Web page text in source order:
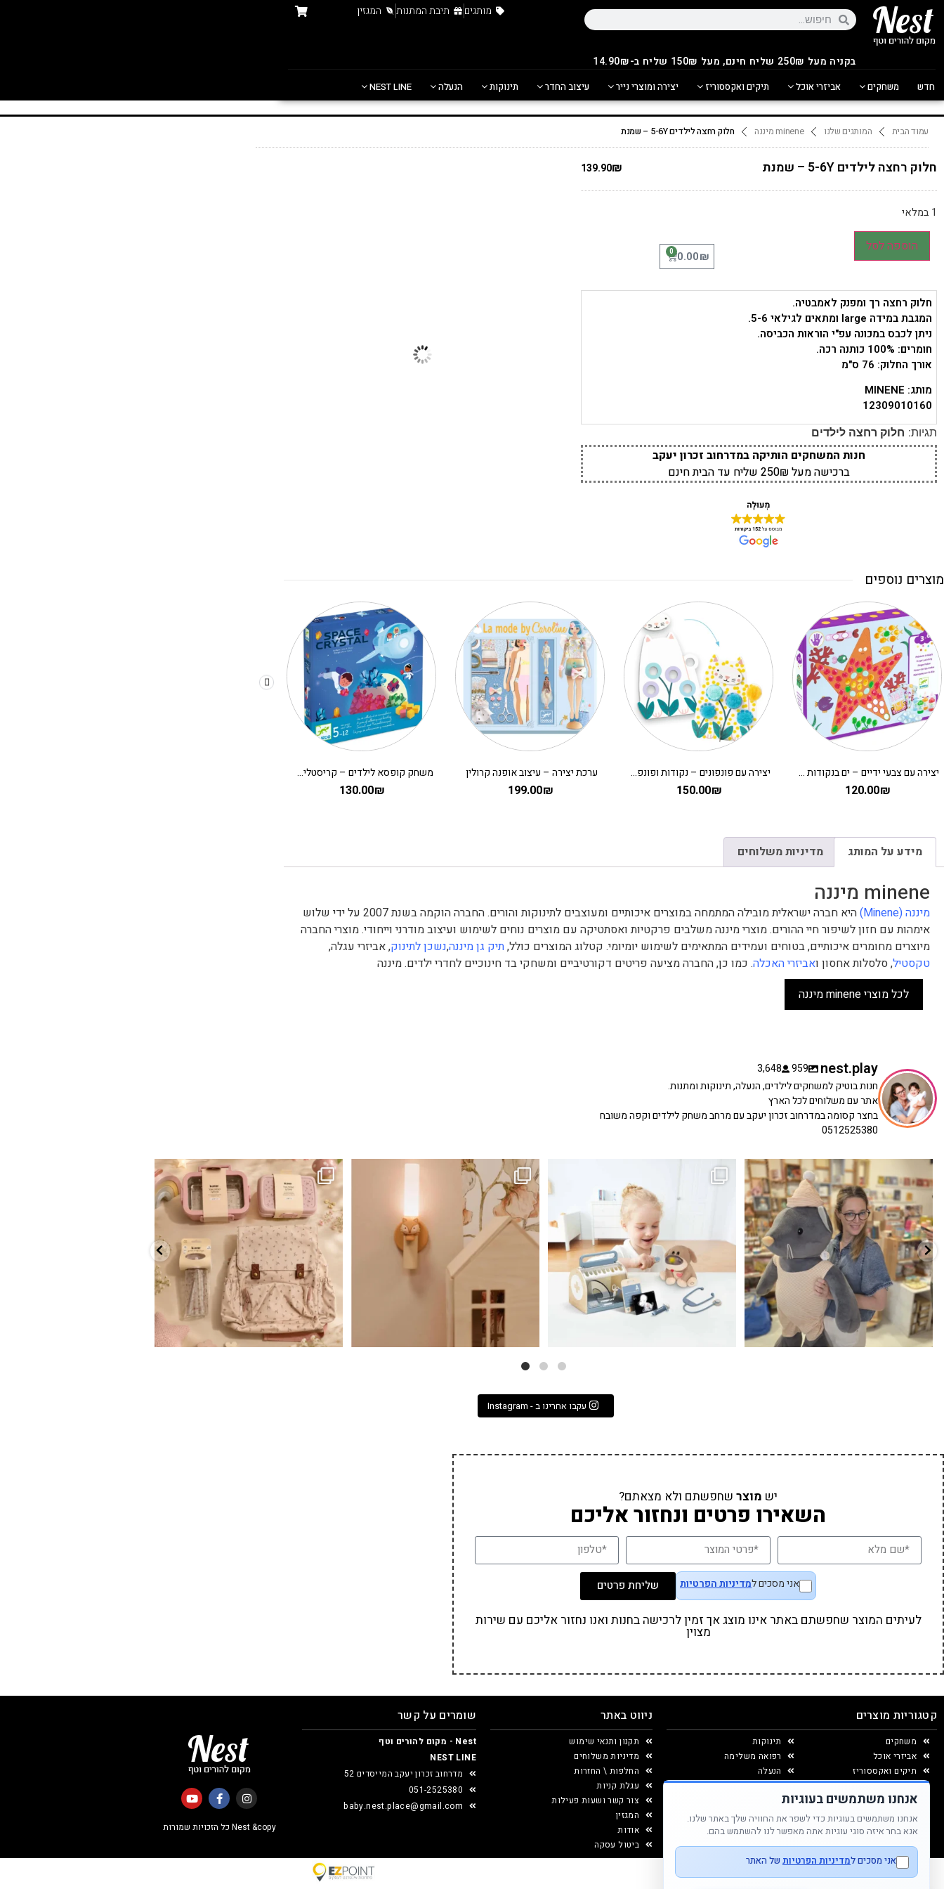
בקניה מעל 250 ₪ שליח חינם, מעל 150₪ שליח ב-14.90₪
מותגים תיבת המתנות המגזין
חדש משחקים אביזרי אוכל תיקים ואקססוריז יצירה ומוצרי נייר עיצוב החדר תינוקות הנעלה NEST LINE
עמוד הבית המותגים שלנו minene מיננה חלוק רחצה לילדים 5-6Y – שמנת
חלוק רחצה לילדים 5-6Y – שמנת 139.90₪
1 במלאי
הוספה לסל
0.00₪
0
חלוק רחצה רך ומפנק לאמבטיה.
המגבת במידה large ומתאים לגילאי 5-6.
ניתן לכבס במכונה עפ"י הוראות הכביסה.
חומרים: 100% כותנה רכה.
אורך החלוק: 76 ס"מ
מותג: MINENE
12309010160
תגיות: חלוק רחצה לילדים
חנות המשחקים הותיקה במדרחוב זכרון יעקב
ברכישה מעל 250₪ שליח עד הבית חינם
מוצרים נוספים
יצירה עם צבעי ידיים – ים בנקודות DJECO
120.00₪
יצירה עם פונפונים – נקודות ופונפונים בדשא DJECO
150.00₪
ערכת יצירה – עיצוב אופנה קרולין
199.00₪
משחק קופסא לילדים – קריסטלים בחלל
130.00₪
מידע על המותג מדיניות משלוחים
minene מיננה
מיננה (Minene)
היא חברה ישראלית מובילה המתמחה במוצרים איכותיים ומעוצבים לתינוקות והורים. החברה הוקמה בשנת 2007 על ידי שלוש
אימהות עם חזון לשיפור חיי ההורים. מוצרי מיננה משלבים פרקטיות ואסתטיקה עם מוצרים נוחים לשימוש ועיצוב מודרני וייחודי. מוצרי החברה
מיוצרים מחומרים איכותיים, בטוחים ועמידים המתאימים לשימוש יומיומי. קטלוג המוצרים כולל,תיק גן מיננה,נשכן לתינוק, אביזרי עגלה,
טקסטיל, סלסלות אחסון ואביזרי האכלה. כמו כן, החברה מציעה פריטים דקורטיביים ומשחקי בד חינוכיים לחדרי ילדים. מיננה
לכל מוצרי minene מיננה
nest.play
959
3,648
חנות בוטיק למשחקים לילדים, הנעלה, תינוקות ומתנות.
אתר עם משלוחים לכל הארץ
בחצר קסומה במדרחוב זכרון יעקב עם מרחב משחק לילדים וקפה משובח
0512525380
הקולקציה החדשה
9 4
גם פריט עיצובי לחדר, גם מנורת לילה מרגיעה, וגם...
0
7 0
כשפתחתי את החנות חלמתי ליצור מקום שהייתי
שמחה
39 16
עקבו אחרינו ב - Instagram
יש מוצר שחפשתם ולא מצאתם?
השאירו פרטים ונחזור אליכם
אני מסכים למדיניות הפרטיות שליחת פרטים
לעיתים המוצר שחפשתם באתר אינו מוצג אך זמין לרכישה בחנות ואנו נחזור אליכם עם שירות
מצוין
קטגוריות מוצרים
משחקים
אביזרי אוכל
תיקים ואקססוריז
יצירה ומוצרי נייר
עיצוב החדר
תינוקות
רפואה משלימה
הנעלה
ניווט באתר
תקנון ותנאי שימוש
מדיניות משלוחים
החלפות \ החזרות
עגלת קניות
צור קשר ושעות פעילות
המגזין
אודות
ביטול עסקה
שומרים על קשר
Nest - מקום להורים וטף
NEST LINE
מדרחוב זכרון יעקב המייסדים 52
051-2525380
baby.nest.place@gmail.com
Nest &copy כל הזכויות שמורות
אנחנו משתמשים בעוגיות
אנחנו משתמשים בעוגיות כדי לשפר את החוויה שלך באתר שלנו.
אנא בחר איזה סוגי עוגיות אתה מאפשר לנו להשתמש בהם.
אני מסכים למדיניות הפרטיות של האתר